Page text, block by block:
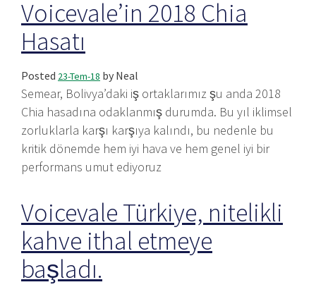
Voicevale’in 2018 Chia
Hasatı
Posted 23-Tem-18 by Neal
Semear, Bolivya’daki iş ortaklarımız şu anda 2018
Chia hasadına odaklanmış durumda. Bu yıl iklimsel
zorluklarla karşı karşıya kalındı, bu nedenle bu
kritik dönemde hem iyi hava ve hem genel iyi bir
performans umut ediyoruz
Voicevale Türkiye, nitelikli
kahve ithal etmeye
başladı.